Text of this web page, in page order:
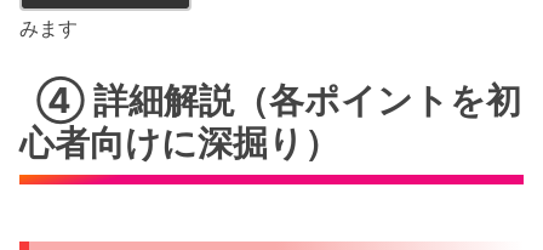
みます
④ 詳細解説（各ポイントを初
心者向けに深掘り）